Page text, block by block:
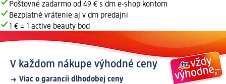
Poštovné zadarmo od 49 € s dm e-shop kontom
Bezplatné vrátenie aj v dm predajni
1 € = 1 active beauty bod
V každom nákupe výhodné ceny
Viac o garancii dlhodobej ceny